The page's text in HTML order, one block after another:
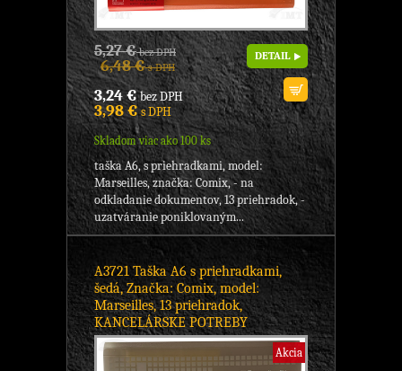
5,27 €bez DPH
6,48 €s DPH
3,24 €bez DPH
3,98 €s DPH
Skladom viac ako 100 ks
DETAIL
taška A6, s priehradkami, model:
Marseilles, značka: Comix, - na
odkladanie dokumentov, 13 priehradok, -
uzatváranie poniklovaným...
A3721 Taška A6 s priehradkami,
šedá, Značka: Comix, model:
Marseilles, 13 priehradok,
KANCELÁRSKE POTREBY
Akcia